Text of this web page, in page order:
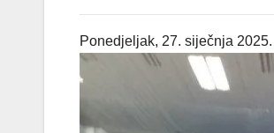
Ponedjeljak, 27. siječnja 2025.